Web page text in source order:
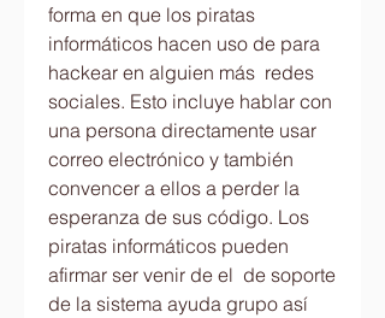
forma en que los piratas
informáticos hacen uso de para
hackear en alguien más  redes
sociales. Esto incluye hablar con
una persona directamente usar
correo electrónico y también
convencer a ellos a perder la
esperanza de sus código. Los
piratas informáticos pueden
afirmar ser venir de el  de soporte
de la sistema ayuda grupo así